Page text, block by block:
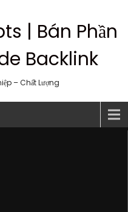
| Bán Phần
Backlink
– Chất Lượng